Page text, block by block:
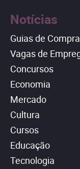
Notícias
Guias de
Vagas de
Concursos
Economia
Mercado
Cultura
Cursos
Educação
Tecnologia